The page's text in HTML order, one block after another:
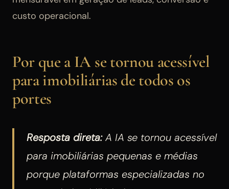
custo operacional.
Por que a IA se tornou acessível
para imobiliárias de todos os
portes
Resposta direta:A IA se tornou acessível
para imobiliárias pequenas e médias
porque plataformas especializadas no